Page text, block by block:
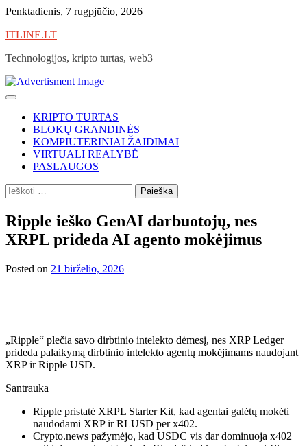
Skip
content
Penktadienis, 7 rugpjūčio, 2026
ITLINE.LT
Technologijos, kripto turtas, web3
KRIPTO TURTAS
BLOKŲ GRANDINĖS
KOMPIUTERINIAI ŽAIDIMAI
VIRTUALI REALYBĖ
PASLAUGOS
Ieškoti:
Ripple ieško GenAI darbuotojų, nes
XRPL prideda AI agento mokėjimus
Posted on 21 birželio, 2026
„Ripple“ plečia savo dirbtinio intelekto dėmesį, nes XRP Ledger
prideda palaikymą dirbtinio intelekto agentų mokėjimams naudojant
XRP ir Ripple USD.
Santrauka
Ripple pristatė XRPL Starter Kit, kad agentai galėtų mokėti
naudodami XRP ir RLUSD per x402.
Crypto.news pažymėjo, kad USDC vis dar dominuoja x402